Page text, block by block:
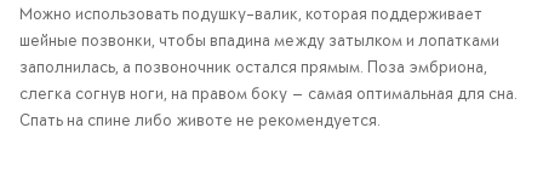
Можно использовать подушку-валик, которая поддерживает
шейные позвонки, чтобы впадина между затылком и лопатками
заполнилась, а позвоночник остался прямым. Поза эмбриона,
слегка согнув ноги, на правом боку — самая оптимальная для сна.
Спать на спине либо животе не рекомендуется.